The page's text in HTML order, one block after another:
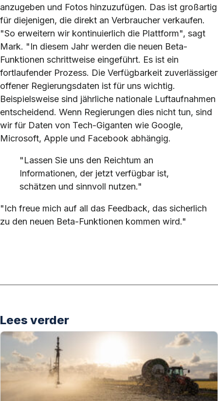
anzugeben und Fotos hinzuzufügen. Das ist großartig
für diejenigen, die direkt an Verbraucher verkaufen.
"So erweitern wir kontinuierlich die Plattform", sagt
Mark. "In diesem Jahr werden die neuen Beta-
Funktionen schrittweise eingeführt. Es ist ein
fortlaufender Prozess. Die Verfügbarkeit zuverlässiger
offener Regierungsdaten ist für uns wichtig.
Beispielsweise sind jährliche nationale Luftaufnahmen
entscheidend. Wenn Regierungen dies nicht tun, sind
wir für Daten von Tech-Giganten wie Google,
Microsoft, Apple und Facebook abhängig.
"Lassen Sie uns den Reichtum an
Informationen, der jetzt verfügbar ist,
schätzen und sinnvoll nutzen."
"Ich freue mich auf all das Feedback, das sicherlich
zu den neuen Beta-Funktionen kommen wird."
Lees verder